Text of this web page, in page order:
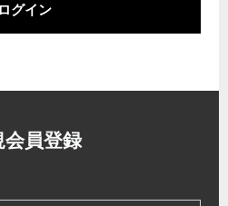
ログイン
会員登録